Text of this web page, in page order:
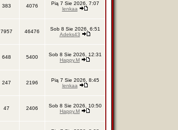
383 4076
Pią 7 Sie 2026, 7:07
lenkaa
7957 46476
Sob 8 Sie 2026, 6:51
Adeks43
648 5400
Sob 8 Sie 2026, 12:31
Happy.M
247 2196
Pią 7 Sie 2026, 8:45
lenkaa
47 2406
Sob 8 Sie 2026, 10:50
Happy.M